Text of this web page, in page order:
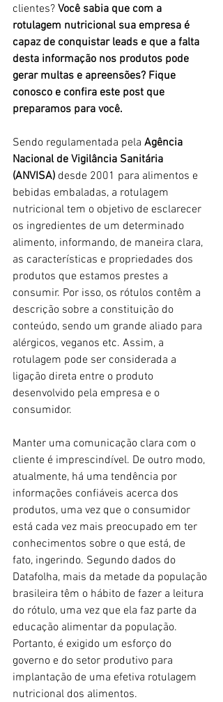
clientes? Você sabia que com a
rotulagem nutricional sua empresa é
capaz de conquistar leads e que a falta
desta informação nos produtos pode
gerar multas e apreensões? Fique
conosco e confira este post que
preparamos para você.
Sendo regulamentada pela Agência
Nacional de Vigilância Sanitária
(ANVISA) desde 2001 para alimentos e
bebidas embaladas, a rotulagem
nutricional tem o objetivo de esclarecer
os ingredientes de um determinado
alimento, informando, de maneira clara,
as características e propriedades dos
produtos que estamos prestes a
consumir. Por isso, os rótulos contêm a
descrição sobre a constituição do
conteúdo, sendo um grande aliado para
alérgicos, veganos etc. Assim, a
rotulagem pode ser considerada a
ligação direta entre o produto
desenvolvido pela empresa e o
consumidor.
Manter uma comunicação clara com o
cliente é imprescindível. De outro modo,
atualmente, há uma tendência por
informações confiáveis acerca dos
produtos, uma vez que o consumidor
está cada vez mais preocupado em ter
conhecimentos sobre o que está, de
fato, ingerindo. Segundo dados do
Datafolha, mais da metade da população
brasileira têm o hábito de fazer a leitura
do rótulo, uma vez que ela faz parte da
educação alimentar da população.
Portanto, é exigido um esforço do
governo e do setor produtivo para
implantação de uma efetiva rotulagem
nutricional dos alimentos.